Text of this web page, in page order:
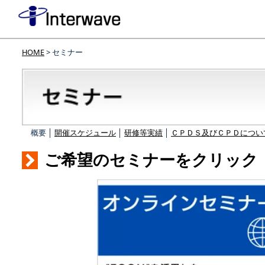
HOME> セミナー
概要 │ 開催スケジュール 研修等実績 ＣＰＤＳ及びＣＰＤにつ
ご希望のセミナーをクリック